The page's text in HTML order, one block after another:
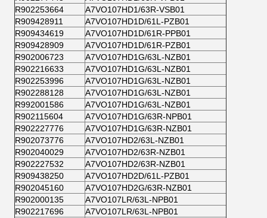
R902253664
A7VO107HD1/63R-VSB01
R909428911
A7VO107HD1D/61L-PZB01
R909434619
A7VO107HD1D/61R-PPB01
R909428909
A7VO107HD1D/61R-PZB01
R902006723
A7VO107HD1G/63L-NZB01
R902216633
A7VO107HD1G/63L-NZB01
R902253996
A7VO107HD1G/63L-NZB01
R902288128
A7VO107HD1G/63L-NZB01
R992001586
A7VO107HD1G/63L-NZB01
R902115604
A7VO107HD1G/63R-NPB01
R902227776
A7VO107HD1G/63R-NZB01
R902073776
A7VO107HD2/63L-NZB01
R902040029
A7VO107HD2/63R-NZB01
R902227532
A7VO107HD2/63R-NZB01
R909438250
A7VO107HD2D/61L-PZB01
R902045160
A7VO107HD2G/63R-NZB01
R902000135
A7VO107LR/63L-NPB01
R902217696
A7VO107LR/63L-NPB01